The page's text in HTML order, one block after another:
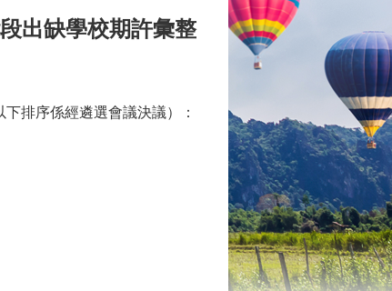
出缺學校期許彙整
排序係經遴選會議決議）：